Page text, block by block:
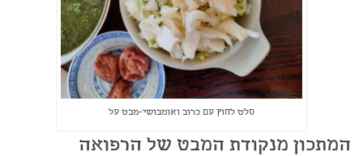
סלט לחוץ עם כרוב ואומבושי-מבט על
המתכון מנקודת המבט של הרפואה